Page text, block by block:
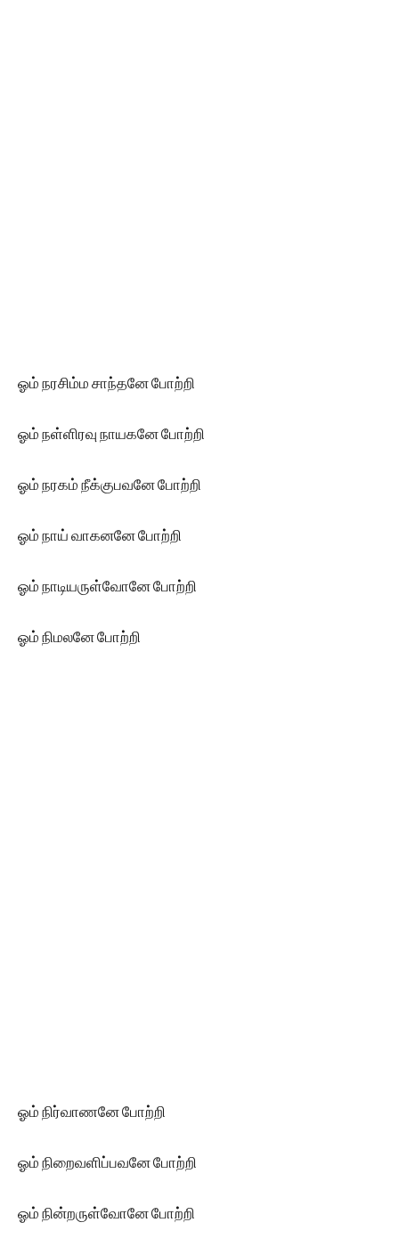
ஓம் நரசிம்ம சாந்தனே போற்றி
ஓம் நள்ளிரவு நாயகனே போற்றி
ஓம் நரகம் நீக்குபவனே போற்றி
ஓம் நாய் வாகனனே போற்றி
ஓம் நாடியருள்வோனே போற்றி
ஓம் நிமலனே போற்றி
ஓம் நிர்வாணனே போற்றி
ஓம் நிறைவளிப்பவனே போற்றி
ஓம் நின்றருள்வோனே போற்றி